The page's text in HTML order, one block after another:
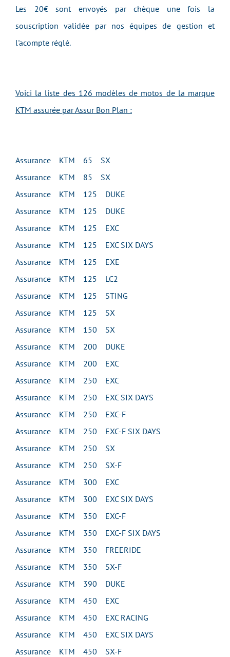
Les 20€ sont envoyés par chèque une fois la
souscription validée par nos équipes de gestion et
l'acompte réglé.
Voici la liste des 126 modèles de motos de la marque
KTM assurée par Assur Bon Plan :
Assurance KTM 65 SX
Assurance KTM 85 SX
Assurance KTM 125 DUKE
Assurance KTM 125 DUKE
Assurance KTM 125 EXC
Assurance KTM 125 EXC SIX DAYS
Assurance KTM 125 EXE
Assurance KTM 125 LC2
Assurance KTM 125 STING
Assurance KTM 125 SX
Assurance KTM 150 SX
Assurance KTM 200 DUKE
Assurance KTM 200 EXC
Assurance KTM 250 EXC
Assurance KTM 250 EXC SIX DAYS
Assurance KTM 250 EXC-F
Assurance KTM 250 EXC-F SIX DAYS
Assurance KTM 250 SX
Assurance KTM 250 SX-F
Assurance KTM 300 EXC
Assurance KTM 300 EXC SIX DAYS
Assurance KTM 350 EXC-F
Assurance KTM 350 EXC-F SIX DAYS
Assurance KTM 350 FREERIDE
Assurance KTM 350 SX-F
Assurance KTM 390 DUKE
Assurance KTM 450 EXC
Assurance KTM 450 EXC RACING
Assurance KTM 450 EXC SIX DAYS
Assurance KTM 450 SX-F